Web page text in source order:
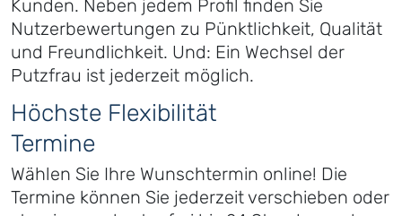
Kunden. Neben jedem Profil finden Sie
Nutzerbewertungen zu Pünktlichkeit, Qualität
und Freundlichkeit. Und: Ein Wechsel der
Putzfrau ist jederzeit möglich.
Höchste Flexibilität
Termine
Wählen Sie Ihre Wunschtermin online! Die
Termine können Sie jederzeit verschieben oder